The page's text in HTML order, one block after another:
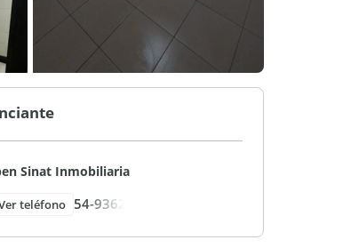
Sinat Inmobiliaria
teléfono 54-9362